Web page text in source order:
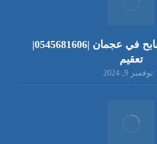
شركة تنظيف مسابح في عجمان |0545681606|
تعقيم
نوفمبر 9, 2024